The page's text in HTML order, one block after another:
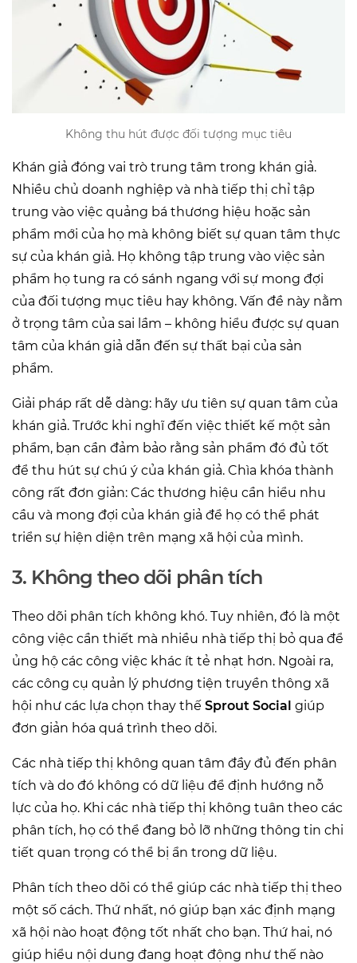
Không thu hút được đối tượng mục tiêu
Khán giả đóng vai trò trung tâm trong khán giả.
Nhiều chủ doanh nghiệp và nhà tiếp thị chỉ tập
trung vào việc quảng bá thương hiệu hoặc sản
phẩm mới của họ mà không biết sự quan tâm thực
sự của khán giả. Họ không tập trung vào việc sản
phẩm họ tung ra có sánh ngang với sự mong đợi
của đối tượng mục tiêu hay không. Vấn đề này nằm
ở trọng tâm của sai lầm – không hiểu được sự quan
tâm của khán giả dẫn đến sự thất bại của sản
phẩm.
Giải pháp rất dễ dàng: hãy ưu tiên sự quan tâm của
khán giả. Trước khi nghĩ đến việc thiết kế một sản
phẩm, bạn cần đảm bảo rằng sản phẩm đó đủ tốt
để thu hút sự chú ý của khán giả. Chìa khóa thành
công rất đơn giản: Các thương hiệu cần hiểu nhu
cầu và mong đợi của khán giả để họ có thể phát
triển sự hiện diện trên mạng xã hội của mình.
3. Không theo dõi phân tích
Theo dõi phân tích không khó. Tuy nhiên, đó là một
công việc cần thiết mà nhiều nhà tiếp thị bỏ qua để
ủng hộ các công việc khác ít tẻ nhạt hơn. Ngoài ra,
các công cụ quản lý phương tiện truyền thông xã
hội như các lựa chọn thay thế Sprout Social giúp
đơn giản hóa quá trình theo dõi.
Các nhà tiếp thị không quan tâm đầy đủ đến phân
tích và do đó không có dữ liệu để định hướng nỗ
lực của họ. Khi các nhà tiếp thị không tuân theo các
phân tích, họ có thể đang bỏ lỡ những thông tin chi
tiết quan trọng có thể bị ẩn trong dữ liệu.
Phân tích theo dõi có thể giúp các nhà tiếp thị theo
một số cách. Thứ nhất, nó giúp bạn xác định mạng
xã hội nào hoạt động tốt nhất cho bạn. Thứ hai, nó
giúp hiểu nội dung đang hoạt động như thế nào